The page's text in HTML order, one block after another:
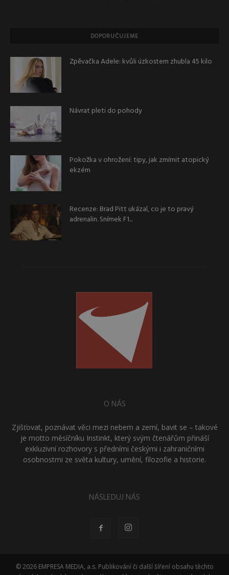
DOPORUČUJEME
Zpěvačka Adele: kvůli úzkostem zhubla 45 kilo
Návrat pleti do pohody
Pokožka v ohrožení: tipy, jak zmírnit atopický
ekzém
Recenze: Brad Pitt ukázal, co je to pravý
adrenalin. Snímek F1...
O NÁS
Zjišťovat, poznávat věci mezi nebem a zemí, bavit se – takové
je motto měsíčníku Instinkt, který svým čtenářům přináší
exkluzivní rozhovory s předními českými i zahraničními
osobnostmi ze světa kultury, umění, filozofie a historie.
NÁSLEDUJ NÁS
© 2026 EMPRESA MEDIA, a.s. Publikování či další šíření obsahu těchto